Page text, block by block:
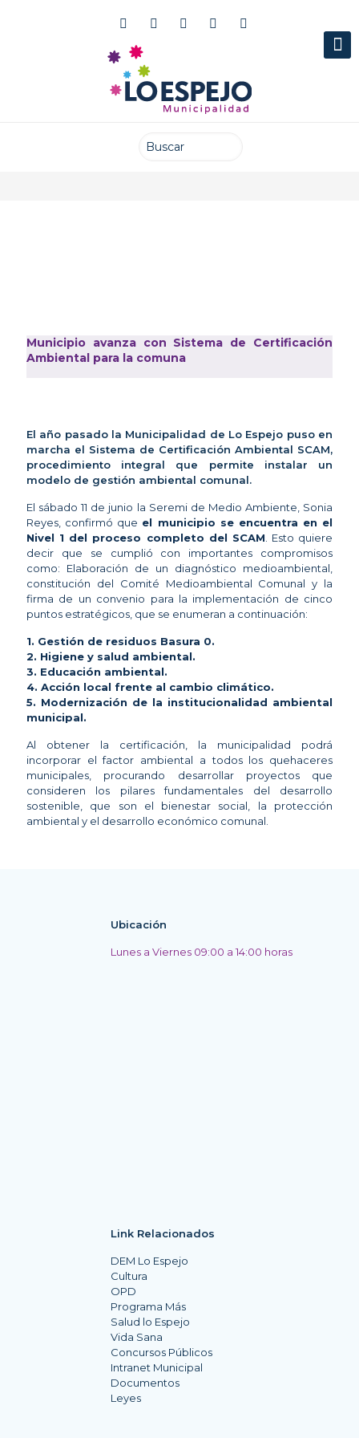
Municipio avanza con Sistema de Certificación
Ambiental para la comuna
El año pasado la Municipalidad de Lo Espejo puso en
marcha el Sistema de Certificación Ambiental SCAM,
procedimiento integral que permite instalar un
modelo de gestión ambiental comunal.
El sábado 11 de junio la Seremi de Medio Ambiente, Sonia
Reyes, confirmó que el municipio se encuentra en el
Nivel 1 del proceso completo del SCAM . Esto quiere
decir que se cumplió con importantes compromisos
como: Elaboración de un diagnóstico medioambiental,
constitución del Comité Medioambiental Comunal y la
firma de un convenio para la implementación de cinco
puntos estratégicos, que se enumeran a continuación:
1. Gestión de residuos Basura 0.
2. Higiene y salud ambiental.
3. Educación ambiental.
4. Acción local frente al cambio climático.
5. Modernización de la institucionalidad ambiental
municipal.
Al obtener la certificación, la municipalidad podrá
incorporar el factor ambiental a todos los quehaceres
municipales, procurando desarrollar proyectos que
consideren los pilares fundamentales del desarrollo
sostenible, que son el bienestar social, la protección
ambiental y el desarrollo económico comunal.
Ubicación
Lunes a Viernes 09:00 a 14:00 horas
Link Relacionados
DEM Lo Espejo
Cultura
OPD
Programa Más
Salud lo Espejo
Vida Sana
Concursos Públicos
Intranet Municipal
Documentos
Leyes